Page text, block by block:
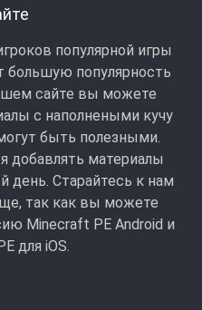
популярной игры
большую популярность
сайте вы можете
с наполнеными кучу
быть полезными.
добавлять материалы
Старайтесь к нам
так как вы можете
Minecraft PE Android и
для iOS.